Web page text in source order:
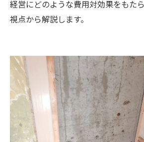
経営にどのような費用対効果をもた
視点から解説します。